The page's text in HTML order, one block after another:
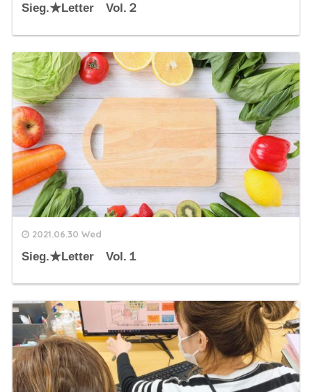
Sieg.★Letter Vol.２
2021.06.30 Wed
Sieg.★Letter Vol.１